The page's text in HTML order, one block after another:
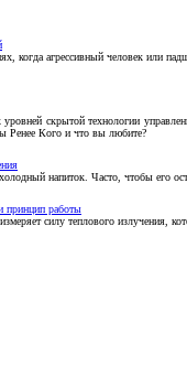
когда агрессивный человек или
скрытой технологии
Ренее Кого и что вы любите?
напиток. Часто, чтобы его
принцип работы
силу теплового излучения,